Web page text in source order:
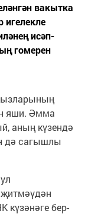
вакытка
игелекле
исәп-
гомерен
яши. Әмма
аның күзендә
дә сагышлы
күзәнәге бер-